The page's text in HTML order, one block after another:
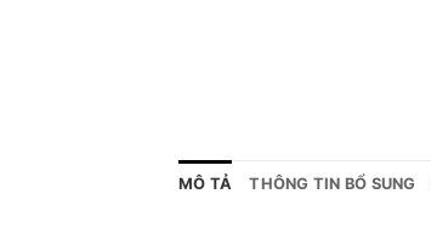
MÔ TẢ THÔNG TIN BỔ SUNG